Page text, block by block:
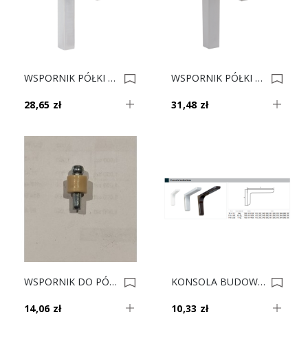
WSPORNIK PÓŁKI S 22943 CHROM POŁYSK 0010437
28,65 zł
WSPORNIK PÓŁKI S 22943 CHROM MAT 0010424
31,48 zł
WSPORNIK DO PÓŁEK BUK Op. 200 0010393
14,06 zł
KONSOLA BUDOWLANA L-180 SREBRO Nr4 0009598
10,33 zł